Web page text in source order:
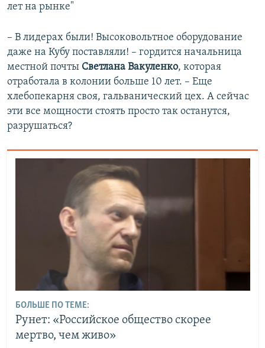
лет на рынке"
– В лидерах были! Высоковольтное оборудование
даже на Кубу поставляли! – гордится начальница
местной почты Светлана Вакуленко, которая
отработала в колонии больше 10 лет. – Еще
хлебопекарня своя, гальванический цех. А сейчас
эти все мощности стоять просто так останутся,
разрушаться?
БОЛЬШЕ ПО ТЕМЕ:
Рунет: «Российское общество скорее
мертво, чем живо»